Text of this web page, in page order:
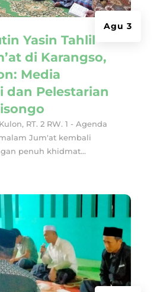
Yasin Tahlil
di Karangso,
Media
dan Pelestarian
Agu 3
RT. 2 RW. 1 - Agenda
Jum'at kembali
penuh khidmat...